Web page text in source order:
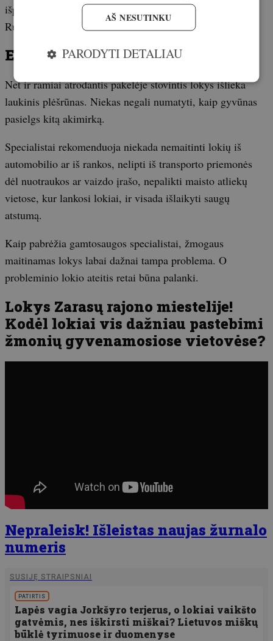
išpuoliai prieš žmones, tarp jų Bulgarijoje, Lenkijoje ir
Rumunijoje.
Ekspertai primena
Net ir ramiai atrodantis pakelėje stovintis lokys išlieka
laukinis plėšrūnas. Niekas negali numatyti, kaip gyvūnas
pasielgs kitą akimirką.
Specialistai rekomenduoja niekada nemaitinti lokių iš
automobilio ar iš rankos, nelipti iš transporto priemonės
dėl nuotraukos ar vaizdo įrašo, nepalikti maisto atliekų
vietose, kur lankosi lokiai, ir visada išlaikyti saugų
atstumą.
Kaip pabrėžia gamtosaugos specialistai, žmogaus
maitinamas lokys labai dažnai tampa problema. O
probleminio lokio ateitis retai būna palanki.
Lokys Zarasų rajono miestelije!
Kodėl lokiai vis dažniau pastebimi
žmonių gyvenamosiose vietovėse?
Nepraleisk! Išleistas naujas žurnalo
numeris
SUSIJĘ STRAIPSNIAI
PATIRTIS
Lapės vagia Jorkšyro terjerus, o lokiai vaikšto
gatvėmis, nes iškirsti miškai? Lietuvos miškų
būklė tyrimuose ir duomenyse
AŠ NESUTINKU
PARODYTI DETALIAU